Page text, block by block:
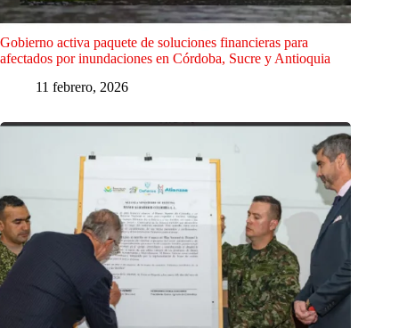
Gobierno activa paquete de soluciones financieras para
afectados por inundaciones en Córdoba, Sucre y Antioquia
11 febrero, 2026